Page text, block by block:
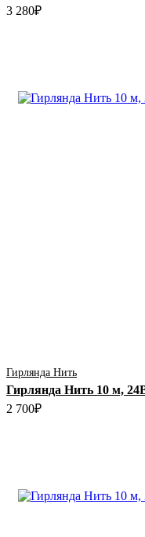
3 280₽
Гирлянда Нить
Гирлянда Нить 10 м,
2 700₽